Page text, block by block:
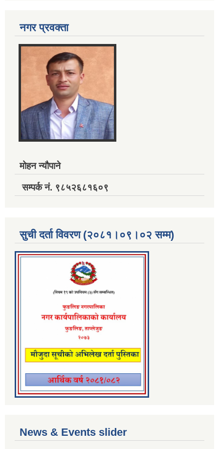
नगर प्रवक्ता
मोहन न्यौपाने
सम्पर्क नं. ९८५२६८१६०९
सुची दर्ता विवरण (२०८१।०९।०२ सम्म)
News & Events slider